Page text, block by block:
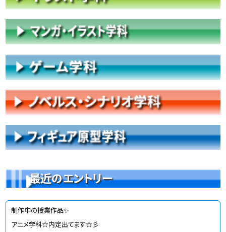
最近のエントリー
制作中の授業作品✨
アニメ学科☆内定出てます☆彡